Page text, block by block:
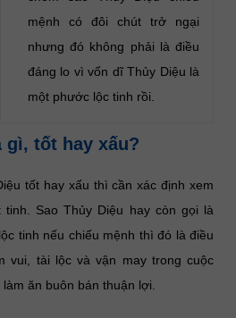
mệnh có đôi chút trở ngại
nhưng đó không phải là điều
đáng lo vì vốn dĩ Thủy Diệu là
một phước lộc tinh rồi.
gì, tốt hay xấu?
tốt hay xấu thì cần xác định xem
Sao Thủy Diệu hay còn gọi là
tinh nếu chiếu mệnh thì đó là điều
vui, tài lộc và vận may trong cuộc
ăn buôn bán thuận lợi.